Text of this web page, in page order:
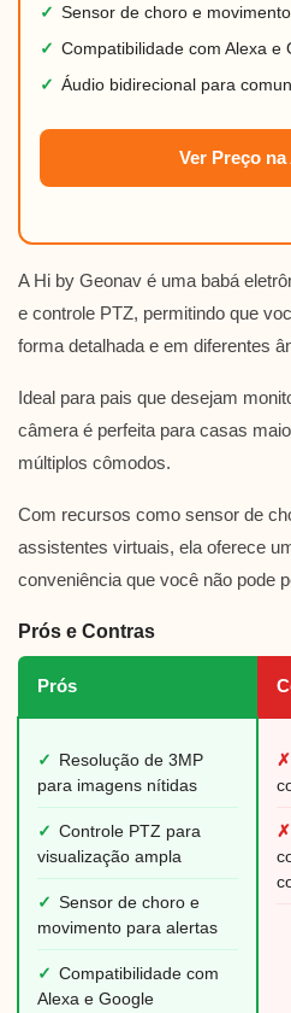
✓ Sensor de choro e
✓ Compatibilidade com Alexa e
✓ Áudio bidirecional para
Ver Preço
A Hi by Geonav é uma babá
e controle PTZ, permitindo que
forma detalhada e em diferentes
Ideal para pais que desejam
câmera é perfeita para casas
múltiplos cômodos.
Com recursos como sensor de
assistentes virtuais, ela oferece
conveniência que você não pode
Prós e Contras
Prós
✓
Resolução de 3MP
para imagens nítidas
✓ Controle PTZ para
visualização ampla
✓ Sensor de choro e
movimento para alertas
✓ Compatibilidade com
Alexa e Google
✗
✗